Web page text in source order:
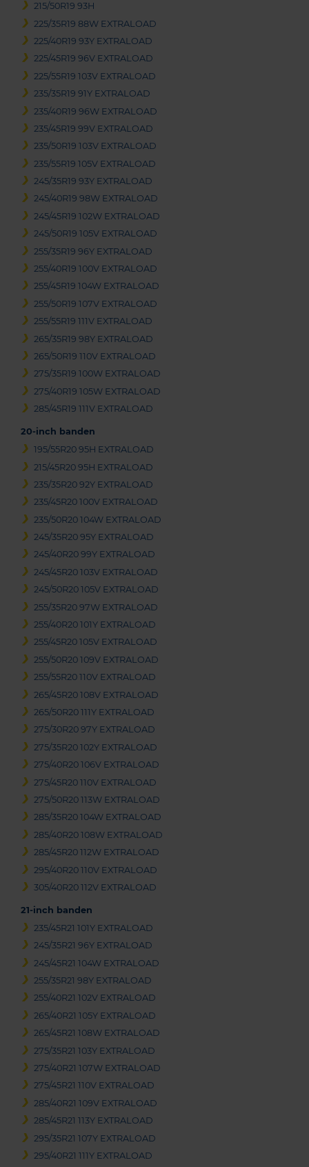
215/50R19 93H
225/35R19 88W EXTRALOAD
225/40R19 93Y EXTRALOAD
225/45R19 96V EXTRALOAD
225/55R19 103V EXTRALOAD
235/35R19 91Y EXTRALOAD
235/40R19 96W EXTRALOAD
235/45R19 99V EXTRALOAD
235/50R19 103V EXTRALOAD
235/55R19 105V EXTRALOAD
245/35R19 93Y EXTRALOAD
245/40R19 98W EXTRALOAD
245/45R19 102W EXTRALOAD
245/50R19 105V EXTRALOAD
255/35R19 96Y EXTRALOAD
255/40R19 100V EXTRALOAD
255/45R19 104W EXTRALOAD
255/50R19 107V EXTRALOAD
255/55R19 111V EXTRALOAD
265/35R19 98Y EXTRALOAD
265/50R19 110V EXTRALOAD
275/35R19 100W EXTRALOAD
275/40R19 105W EXTRALOAD
285/45R19 111V EXTRALOAD
20-inch banden
195/55R20 95H EXTRALOAD
215/45R20 95H EXTRALOAD
235/35R20 92Y EXTRALOAD
235/45R20 100V EXTRALOAD
235/50R20 104W EXTRALOAD
245/35R20 95Y EXTRALOAD
245/40R20 99Y EXTRALOAD
245/45R20 103V EXTRALOAD
245/50R20 105V EXTRALOAD
255/35R20 97W EXTRALOAD
255/40R20 101Y EXTRALOAD
255/45R20 105V EXTRALOAD
255/50R20 109V EXTRALOAD
255/55R20 110V EXTRALOAD
265/45R20 108V EXTRALOAD
265/50R20 111Y EXTRALOAD
275/30R20 97Y EXTRALOAD
275/35R20 102Y EXTRALOAD
275/40R20 106V EXTRALOAD
275/45R20 110V EXTRALOAD
275/50R20 113W EXTRALOAD
285/35R20 104W EXTRALOAD
285/40R20 108W EXTRALOAD
285/45R20 112W EXTRALOAD
295/40R20 110V EXTRALOAD
305/40R20 112V EXTRALOAD
21-inch banden
235/45R21 101Y EXTRALOAD
245/35R21 96Y EXTRALOAD
245/45R21 104W EXTRALOAD
255/35R21 98Y EXTRALOAD
255/40R21 102V EXTRALOAD
265/40R21 105Y EXTRALOAD
265/45R21 108W EXTRALOAD
275/35R21 103Y EXTRALOAD
275/40R21 107W EXTRALOAD
275/45R21 110V EXTRALOAD
285/40R21 109V EXTRALOAD
285/45R21 113Y EXTRALOAD
295/35R21 107Y EXTRALOAD
295/40R21 111Y EXTRALOAD